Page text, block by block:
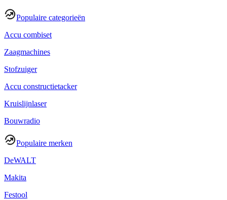
Populaire categorieën
Accu combiset
Zaagmachines
Stofzuiger
Accu constructietacker
Kruislijnlaser
Bouwradio
Populaire merken
DeWALT
Makita
Festool